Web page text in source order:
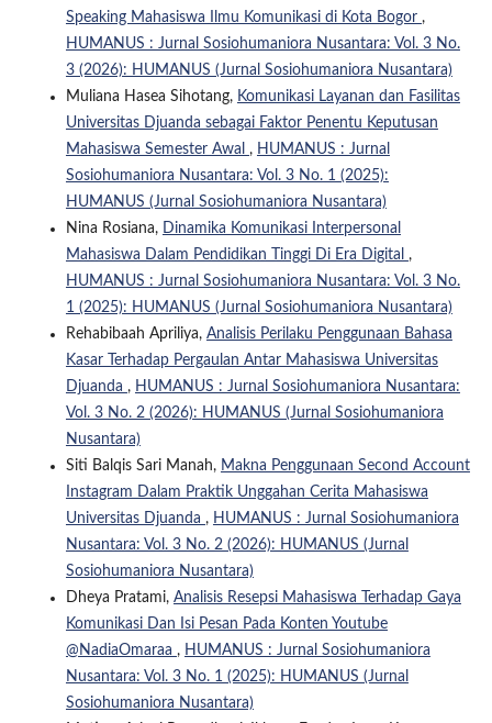
Speaking Mahasiswa Ilmu Komunikasi di Kota Bogor ,
HUMANUS : Jurnal Sosiohumaniora Nusantara: Vol. 3 No.
3 (2026): HUMANUS (Jurnal Sosiohumaniora Nusantara)
Muliana Hasea Sihotang, Komunikasi Layanan dan Fasilitas
Universitas Djuanda sebagai Faktor Penentu Keputusan
Mahasiswa Semester Awal , HUMANUS : Jurnal
Sosiohumaniora Nusantara: Vol. 3 No. 1 (2025):
HUMANUS (Jurnal Sosiohumaniora Nusantara)
Nina Rosiana, Dinamika Komunikasi Interpersonal
Mahasiswa Dalam Pendidikan Tinggi Di Era Digital ,
HUMANUS : Jurnal Sosiohumaniora Nusantara: Vol. 3 No.
1 (2025): HUMANUS (Jurnal Sosiohumaniora Nusantara)
Rehabibaah Apriliya, Analisis Perilaku Penggunaan Bahasa
Kasar Terhadap Pergaulan Antar Mahasiswa Universitas
Djuanda , HUMANUS : Jurnal Sosiohumaniora Nusantara:
Vol. 3 No. 2 (2026): HUMANUS (Jurnal Sosiohumaniora
Nusantara)
Siti Balqis Sari Manah, Makna Penggunaan Second Account
Instagram Dalam Praktik Unggahan Cerita Mahasiswa
Universitas Djuanda , HUMANUS : Jurnal Sosiohumaniora
Nusantara: Vol. 3 No. 2 (2026): HUMANUS (Jurnal
Sosiohumaniora Nusantara)
Dheya Pratami, Analisis Resepsi Mahasiswa Terhadap Gaya
Komunikasi Dan Isi Pesan Pada Konten Youtube
@NadiaOmaraa , HUMANUS : Jurnal Sosiohumaniora
Nusantara: Vol. 3 No. 1 (2025): HUMANUS (Jurnal
Sosiohumaniora Nusantara)